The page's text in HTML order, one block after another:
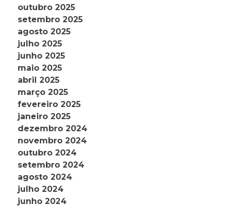
outubro 2025
setembro 2025
agosto 2025
julho 2025
junho 2025
maio 2025
abril 2025
março 2025
fevereiro 2025
janeiro 2025
dezembro 2024
novembro 2024
outubro 2024
setembro 2024
agosto 2024
julho 2024
junho 2024